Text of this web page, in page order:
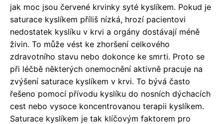
jak moc jsou červené krvinky syté kyslíkem. Pokud je
saturace kyslíkem příliš nízká, hrozí pacientovi
nedostatek kyslíku v krvi a orgány dostávají méně
živin. To může vést ke zhoršení celkového
zdravotního stavu nebo dokonce ke smrti. Proto se
při léčbě některých onemocnění aktivně pracuje na
zvýšení saturace kyslíkem v krvi. To bývá často
řešeno pomocí přívodu kyslíku do nosních dýchacích
cest nebo vysoce koncentrovanou terapii kyslíkem.
Saturace kyslíkem je tak klíčovým faktorem pro